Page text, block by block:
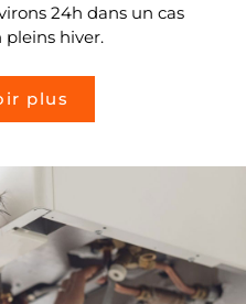
24h dans un cas
pleins hiver.
plus